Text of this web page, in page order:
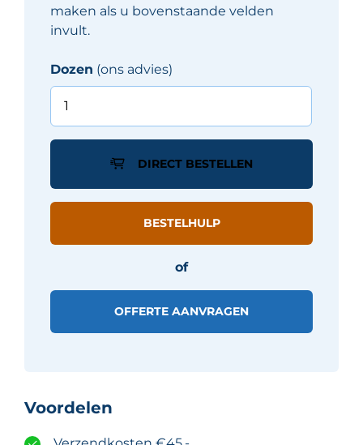
maken als u bovenstaande velden
invult.
Dozen (ons advies)
Grandeur
PORTO
-
Wit
aantal
DIRECT BESTELLEN
BESTELHULP
of
OFFERTE AANVRAGEN
Voordelen